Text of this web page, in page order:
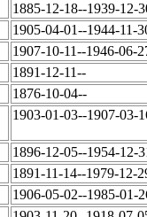
1885-12-18--1939-12-
1905-04-01--1944-11-
1907-10-11--1946-06-
1891-12-11--
1876-10-04--
1903-01-03--1907-03-
1896-12-05--1954-12-
1891-11-14--1979-12-
1906-05-02--1985-01-